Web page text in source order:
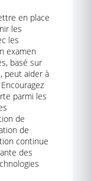
en place
les
les
examen
basé sur
peut aider à
parmi les
de
de
continue
des